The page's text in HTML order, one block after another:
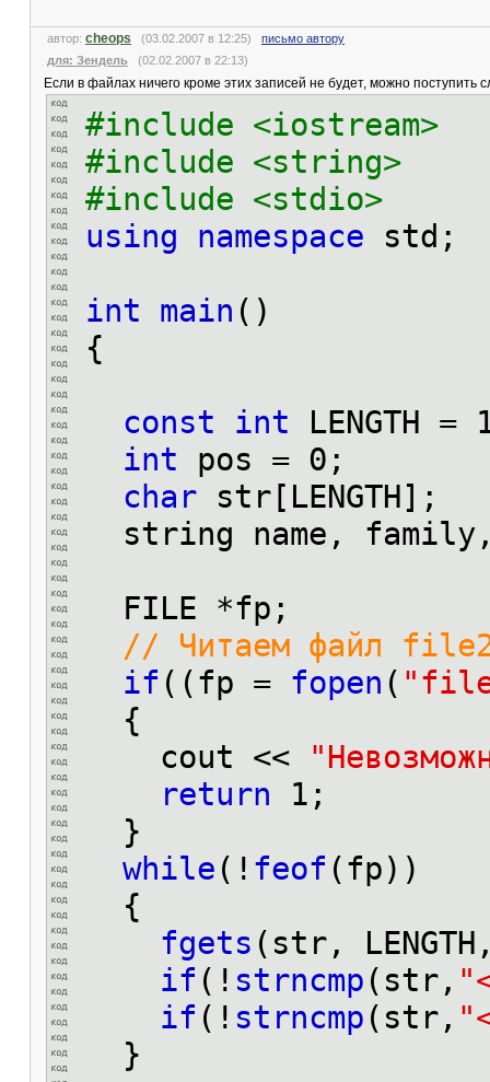
автор: cheops (03.02.2007 в 12:25) письмо автору
для: Зендель (02.02.2007 в 22:13)
Если в файлах ничего кроме этих записей не будет, можно
#include <iostream>
#include <string>
#include <stdio>
using
namespace std;
int main ()
{
const
int LENGTH =
int pos = 0;
char str[LENGTH];
string name,
FILE *fp;
// Читаем файл
if ((fp = fopen (
{
cout <<
return 1;
}
while (! feof (fp))
{
fgets (str,
if (! strncmp (str,
if (! strncmp (str,
}